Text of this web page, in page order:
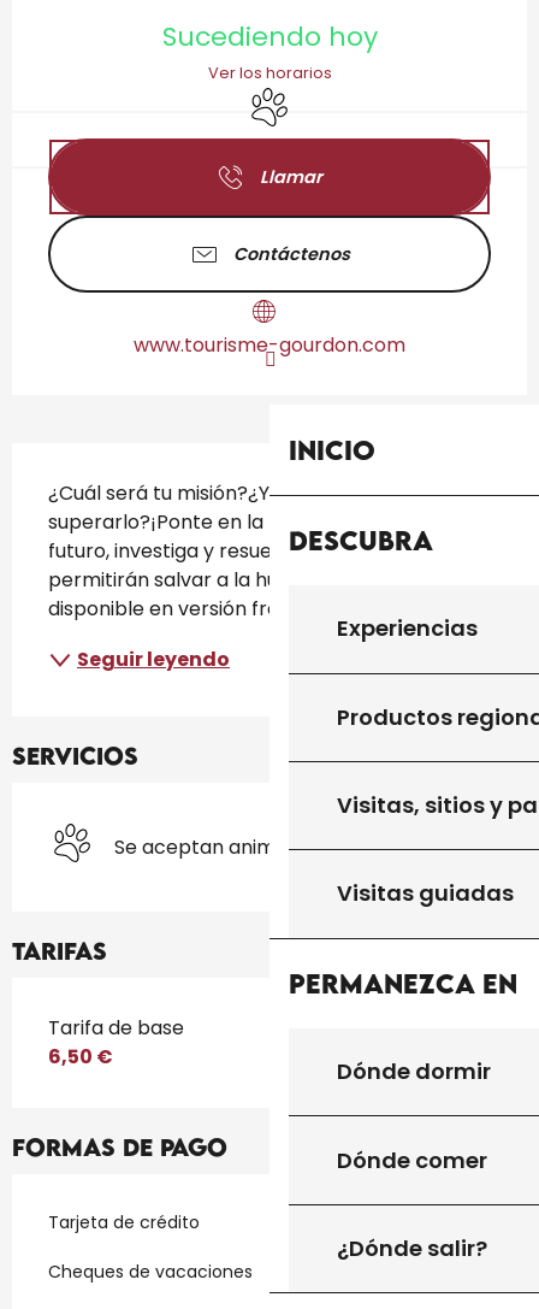
Inicio
Descubra
Experiencias
Productos
Visitas, sitios y
Visitas guiadas
Permanezca en
Dónde dormir
Dónde comer
¿Dónde salir?
Sucediendo hoy
Ver los horarios
Se aceptan animales
Llamar
Contáctenos
www.tourisme-gourdon.com
¿Cuál será tu misión?¿Y serás capaz de
superarlo?¡Ponte en la piel de un científico del
futuro, investiga y resuelve las enigmas que te
permitirán salvar a la humanidad! (Solo
disponible en versión francesa).
Seguir leyendo
Servicios
Se aceptan animales
Tarifas
Tarifas 2026
Tarifa de base
6,50 €
Formas de pago
Tarjeta de crédito
Cheques de vacaciones